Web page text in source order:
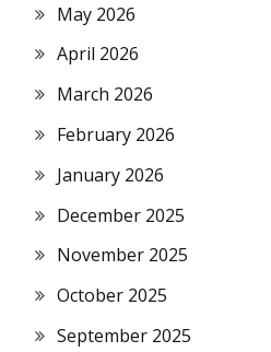
May 2026
April 2026
March 2026
February 2026
January 2026
December 2025
November 2025
October 2025
September 2025